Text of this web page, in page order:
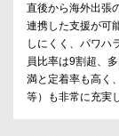
直後から海外出張
連携した支援が可
しにくく、パワハ
員比率は9割超、
満と定着率も高く
等）も非常に充実